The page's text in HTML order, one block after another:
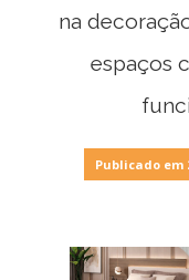
Escritório
Lavanderia
Quarto
na
espaços
Publicado em